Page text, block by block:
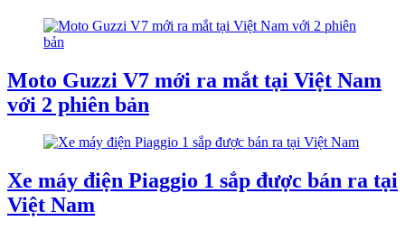
Moto Guzzi V7 mới ra mắt tại Việt Nam
với 2 phiên bản
Xe máy điện Piaggio 1 sắp được bán ra tại
Việt Nam